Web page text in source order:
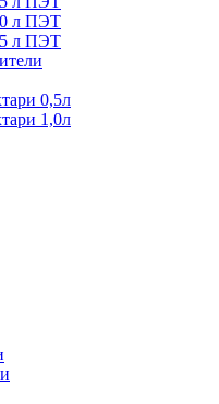
л ПЭТ
л ПЭТ
0,5л
1,0л